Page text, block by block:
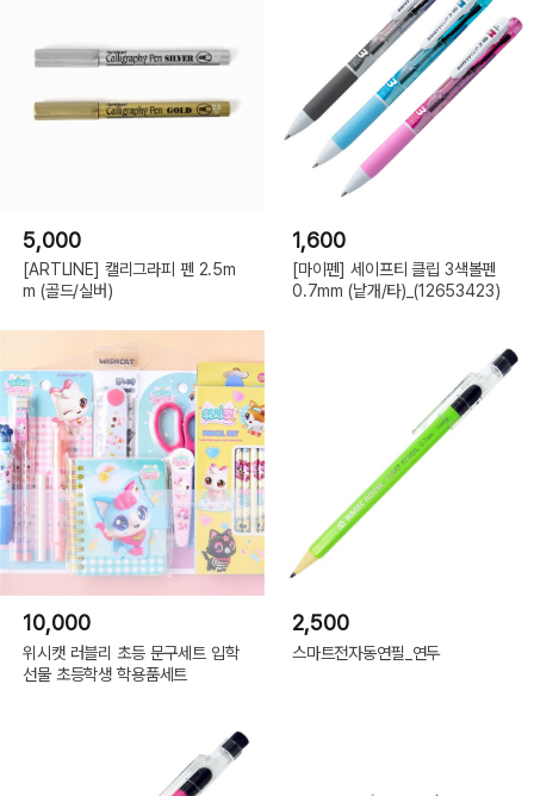
5,000
[ARTLINE] 캘리그라피 펜 2.5m
m (골드/실버)
1,600
[마이펜] 세이프티 클립 3색볼펜
0.7mm (낱개/타)_(12653423)
10,000
위시캣 러블리 초등 문구세트 입학
선물 초등학생 학용품세트
2,500
스마트전자동연필_연두